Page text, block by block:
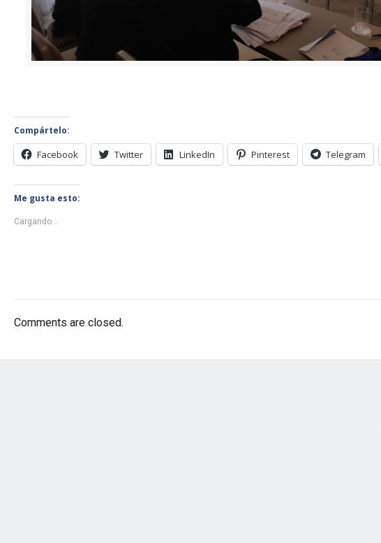
Compártelo:
Facebook Twitter LinkedIn Pinterest Telegram
Me gusta esto:
Cargando...
Comments are closed.